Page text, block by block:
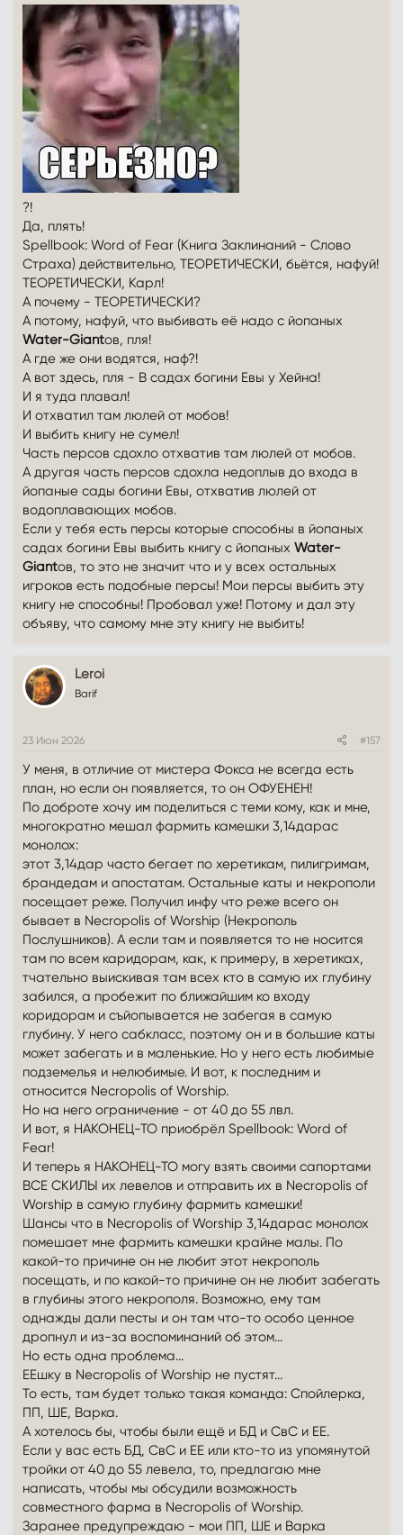
?!
Да, плять!
Spellbook: Word of Fear (Книга Заклинаний - Слово
Страха) действительно, ТЕОРЕТИЧЕСКИ, бьётся, нафуй!
ТЕОРЕТИЧЕСКИ, Карл!
А почему - ТЕОРЕТИЧЕСКИ?
А потому, нафуй, что выбивать её надо с йопаных
Water-Giantов, пля!
А где же они водятся, наф?!
А вот здесь, пля - В садах богини Евы у Хейна!
И я туда плавал!
И отхватил там люлей от мобов!
И выбить книгу не сумел!
Часть персов сдохло отхватив там люлей от мобов.
А другая часть персов сдохла недоплыв до входа в
йопаные сады богини Евы, отхватив люлей от
водоплавающих мобов.
Если у тебя есть персы которые способны в йопаных
садах богини Евы выбить книгу с йопаных Water-
Giantов, то это не значит что и у всех остальных
игроков есть подобные персы! Мои персы выбить эту
книгу не способны! Пробовал уже! Потому и дал эту
объяву, что самому мне эту книгу не выбить!
Leroi
Barif
23 Июн 2026 #157
У меня, в отличие от мистера Фокса не всегда есть
план, но если он появляется, то он ОФУЕНЕН!
По доброте хочу им поделиться с теми кому, как и мне,
многократно мешал фармить камешки 3,14дарас
монолох:
этот 3,14дар часто бегает по херетикам, пилигримам,
брандедам и апостатам. Остальные каты и некрополи
посещает реже. Получил инфу что реже всего он
бывает в Necropolis of Worship (Некрополь
Послушников). А если там и появляется то не носится
там по всем каридорам, как, к примеру, в херетиках,
тчательно выискивая там всех кто в самую их глубину
забился, а пробежит по ближайшим ко входу
коридорам и съйопывается не забегая в самую
глубину. У него сабкласс, поэтому он и в большие каты
может забегать и в маленькие. Но у него есть любимые
подземелья и нелюбимые. И вот, к последним и
относится Necropolis of Worship.
Но на него ограничение - от 40 до 55 лвл.
И вот, я НАКОНЕЦ-ТО приобрёл Spellbook: Word of
Fear!
И теперь я НАКОНЕЦ-ТО могу взять своими сапортами
ВСЕ СКИЛЫ их левелов и отправить их в Necropolis of
Worship в самую глубину фармить камешки!
Шансы что в Necropolis of Worship 3,14дарас монолох
помешает мне фармить камешки крайне малы. По
какой-то причине он не любит этот некрополь
посещать, и по какой-то причине он не любит забегать
в глубины этого некрополя. Возможно, ему там
однажды дали песты и он там что-то особо ценное
дропнул и из-за воспоминаний об этом...
Но есть одна проблема...
ЕЕшку в Necropolis of Worship не пустят...
То есть, там будет только такая команда: Спойлерка,
ПП, ШЕ, Варка.
А хотелось бы, чтобы были ещё и БД и СвС и ЕЕ.
Если у вас есть БД, СвС и ЕЕ или кто-то из упомянутой
тройки от 40 до 55 левела, то, предлагаю мне
написать, чтобы мы обсудили возможность
совместного фарма в Necropolis of Worship.
Заранее предупреждаю - мои ПП, ШЕ и Варка